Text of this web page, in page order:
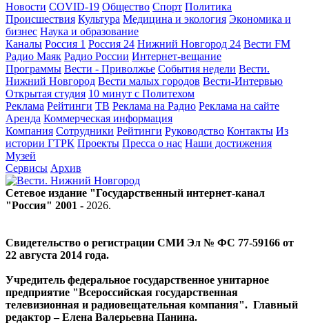
Новости COVID-19 Общество Спорт Политика
Происшествия Культура Медицина и экология Экономика и
бизнес Наука и образование
Каналы Россия 1 Россия 24 Нижний Новгород 24 Вести FM
Радио Маяк Радио России Интернет-вещание
Программы Вести - Приволжье События недели Вести.
Нижний Новгород Вести малых городов Вести-Интервью
Открытая студия 10 минут с Политехом
Реклама Рейтинги ТВ Реклама на Радио Реклама на сайте
Аренда Коммерческая информация
Компания Сотрудники Рейтинги Руководство Контакты Из
истории ГТРК Проекты Пресса о нас Наши достижения
Музей
Сервисы Архив
Сетевое издание "Государственный интернет-канал
"Россия" 2001 - 2026.
Свидетельство о регистрации СМИ Эл № ФС 77-59166 от
22 августа 2014 года.
Учредитель федеральное государственное унитарное
предприятие "Всероссийская государственная
телевизионная и радиовещательная компания". Главный
редактор – Елена Валерьевна Панина.